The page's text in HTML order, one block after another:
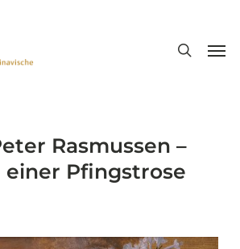
Rasmussen –
einer Pfingstrose